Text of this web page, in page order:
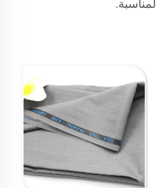
المناسبة.